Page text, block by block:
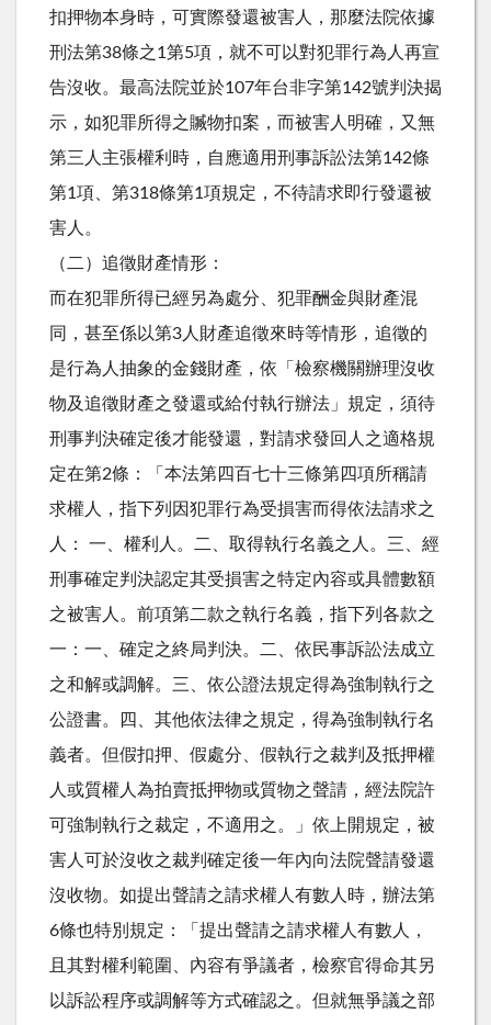
扣押物本身時，可實際發還被害人，那麼法院依據
刑法第38條之1第5項，就不可以對犯罪行為人再宣
告沒收。最高法院並於107年台非字第142號判決揭
示，如犯罪所得之贓物扣案，而被害人明確，又無
第三人主張權利時，自應適用刑事訴訟法第142條
第1項、第318條第1項規定，不待請求即行發還被
害人。
（二）追徵財產情形：
而在犯罪所得已經另為處分、犯罪酬金與財產混
同，甚至係以第3人財產追徵來時等情形，追徵的
是行為人抽象的金錢財產，依「檢察機關辦理沒收
物及追徵財產之發還或給付執行辦法」規定，須待
刑事判決確定後才能發還，對請求發回人之適格規
定在第2條：「本法第四百七十三條第四項所稱請
求權人，指下列因犯罪行為受損害而得依法請求之
人： 一、權利人。二、取得執行名義之人。三、經
刑事確定判決認定其受損害之特定內容或具體數額
之被害人。前項第二款之執行名義，指下列各款之
一：一、確定之終局判決。二、依民事訴訟法成立
之和解或調解。三、依公證法規定得為強制執行之
公證書。四、其他依法律之規定，得為強制執行名
義者。但假扣押、假處分、假執行之裁判及抵押權
人或質權人為拍賣抵押物或質物之聲請，經法院許
可強制執行之裁定，不適用之。」依上開規定，被
害人可於沒收之裁判確定後一年內向法院聲請發還
沒收物。如提出聲請之請求權人有數人時，辦法第
6條也特別規定：「提出聲請之請求權人有數人，
且其對權利範圍、內容有爭議者，檢察官得命其另
以訴訟程序或調解等方式確認之。但就無爭議之部